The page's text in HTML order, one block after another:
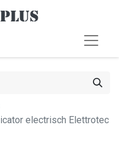
electrisch Elettrotec